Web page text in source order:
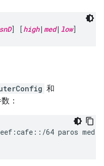
] [high| med| low]
和
：
64 paros med